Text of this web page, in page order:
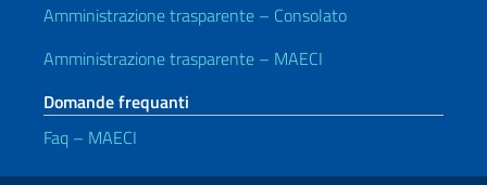
Amministrazione trasparente – Consolato
Amministrazione trasparente – MAECI
Domande frequanti
Faq – MAECI